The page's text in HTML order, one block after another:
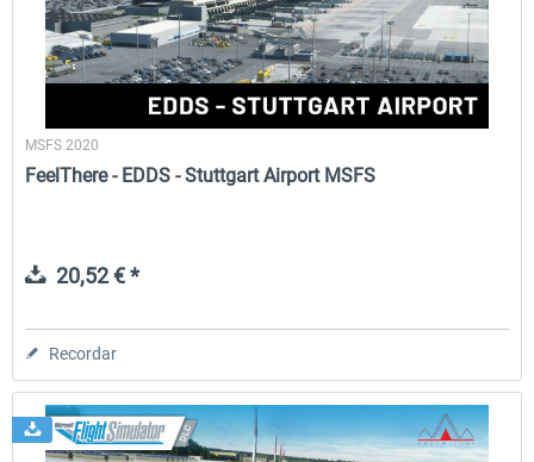
MSFS 2020
FeelThere - EDDS - Stuttgart Airport MSFS
20,52 € *
Recordar